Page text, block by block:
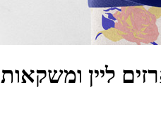
ליין ומשקאות